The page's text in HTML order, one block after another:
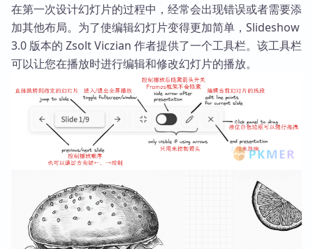
在第一次设计幻灯片的过程中，经常会出现错误或者需要添
加其他布局。为了使编辑幻灯片变得更加简单，Slideshow
3.0 版本的 Zsolt Viczian 作者提供了一个工具栏。该工具栏
可以让您在播放时进行编辑和修改幻灯片的播放。